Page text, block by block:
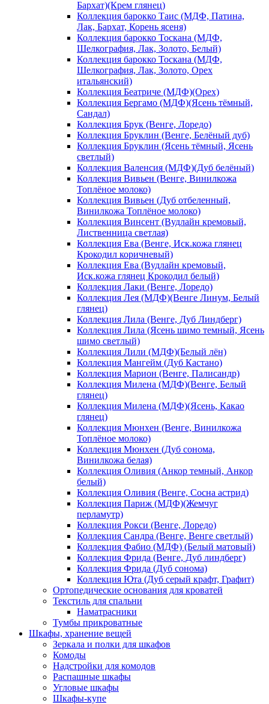
Бархат)(Крем глянец)
Коллекция барокко Таис (МДФ, Патина,
Лак, Бархат, Корень ясеня)
Коллекция барокко Тоскана (МДФ,
Шелкография, Лак, Золото, Белый)
Коллекция барокко Тоскана (МДФ,
Шелкография, Лак, Золото, Орех
итальянский)
Коллекция Беатриче (МДФ)(Орех)
Коллекция Бергамо (МДФ)(Ясень тёмный,
Сандал)
Коллекция Брук (Венге, Лоредо)
Коллекция Бруклин (Венге, Белёный дуб)
Коллекция Бруклин (Ясень тёмный, Ясень
светлый)
Коллекция Валенсия (МДФ)(Дуб белёный)
Коллекция Вивьен (Венге, Винилкожа
Топлёное молоко)
Коллекция Вивьен (Дуб отбеленный,
Винилкожа Топлёное молоко)
Коллекция Винсент (Вудлайн кремовый,
Лиственница светлая)
Коллекция Ева (Венге, Иск.кожа глянец
Крокодил коричневый)
Коллекция Ева (Вудлайн кремовый,
Иск.кожа глянец Крокодил белый)
Коллекция Лаки (Венге, Лоредо)
Коллекция Лея (МДФ)(Венге Линум, Белый
глянец)
Коллекция Лила (Венге, Дуб Линдберг)
Коллекция Лила (Ясень шимо темный, Ясень
шимо светлый)
Коллекция Лили (МДФ)(Белый лён)
Коллекция Мангейм (Дуб Кастано)
Коллекция Марион (Венге, Палисандр)
Коллекция Милена (МДФ)(Венге, Белый
глянец)
Коллекция Милена (МДФ)(Ясень, Какао
глянец)
Коллекция Мюнхен (Венге, Винилкожа
Топлёное молоко)
Коллекция Мюнхен (Дуб сонома,
Винилкожа белая)
Коллекция Оливия (Анкор темный, Анкор
белый)
Коллекция Оливия (Венге, Сосна астрид)
Коллекция Париж (МДФ)(Жемчуг
перламутр)
Коллекция Рокси (Венге, Лоредо)
Коллекция Сандра (Венге, Венге светлый)
Коллекция Фабио (МДФ) (Белый матовый)
Коллекция Фрида (Венге, Дуб линдберг)
Коллекция Фрида (Дуб сонома)
Коллекция Юта (Дуб серый крафт, Графит)
Ортопедические основания для кроватей
Текстиль для спальни
Наматрасники
Тумбы прикроватные
Шкафы, хранение вещей
Зеркала и полки для шкафов
Комоды
Надстройки для комодов
Распашные шкафы
Угловые шкафы
Шкафы-купе